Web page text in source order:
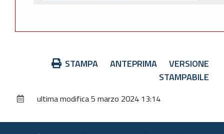
STAMPA ANTEPRIMA
VERSIONE
STAMPABILE
ultima modifica5 marzo 2024 13:14